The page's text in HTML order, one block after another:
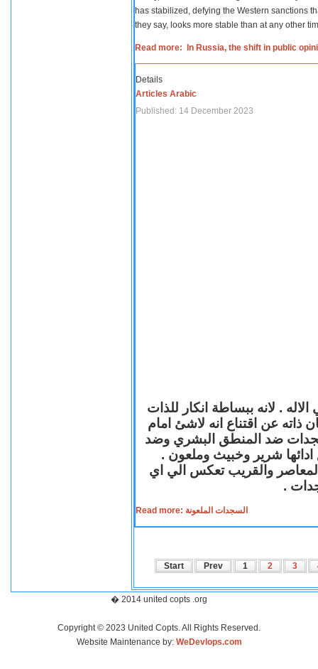
has stabilized, defying the Western sanctions
they say, looks more stable than at any other
Read more: In Russia, the shift in public
Details
Articles Arabic
Published: 14 December 2023
. لانه ببساطة انكار للذات
ذاته عن اقتناع انه لاشئ امام
ضد المنطق البشري وضد
ادائها شرير وخبيث وملعون .
المعاصر والقريب تعكس الي اي
.
Read more: السجدات الملعونة
Start Prev 1 2 3
� 2014 united copts .org
Copyright © 2023 United Copts. All Rights Reserved.
Website Maintenance by: WeDevlops.com